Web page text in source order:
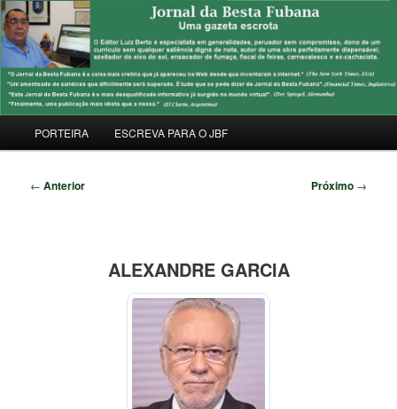
Pular
para
o
conteúdo
principalJORNAL DA BESTA FUBANA
Uma Gazeta Escrota
principal
PORTEIRA ESCREVA PARA O JBF
Navegação
← Anterior Próximo →
ALEXANDRE GARCIA